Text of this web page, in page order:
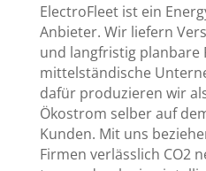
ElectroFleet ist ein
Anbieter. Wir liefern
und langfristig planbare
mittelständische
dafür produzieren wir
Ökostrom selber auf
Kunden. Mit uns
Firmen verlässlich CO2